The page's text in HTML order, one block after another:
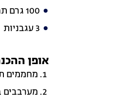
100 גרם תרד
3 עגבניות
אופן
מחממים תנור
מערבבים